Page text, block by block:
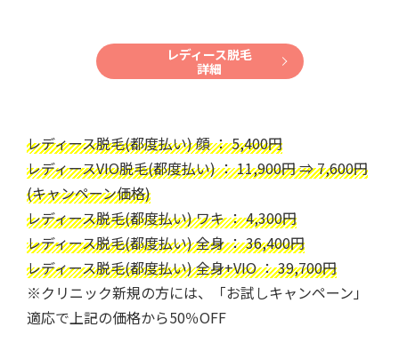
レディース脱毛
詳細
レディース脱毛(都度払い) 顔 ： 5,400円
レディースVIO脱毛(都度払い) ： 11,900円 ⇒ 7,600円
(キャンペーン価格)
レディース脱毛(都度払い) ワキ ： 4,300円
レディース脱毛(都度払い) 全身 ： 36,400円
レディース脱毛(都度払い) 全身+VIO ： 39,700円
※クリニック新規の方には、「お試しキャンペーン」
適応で上記の価格から50％OFF